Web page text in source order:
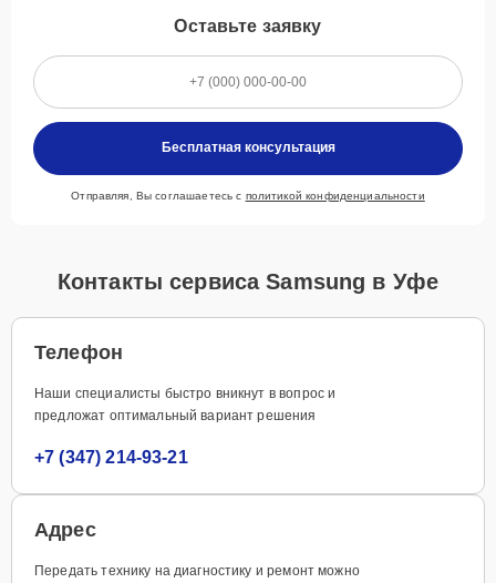
Оставьте заявку
Бесплатная консультация
Отправляя, Вы соглашаетесь с политикой конфиденциальности
Контакты сервиса Samsung в Уфе
Телефон
Наши специалисты быстро вникнут в вопрос и
предложат оптимальный вариант решения
+7 (347) 214-93-21
Адрес
Передать технику на диагностику и ремонт можно